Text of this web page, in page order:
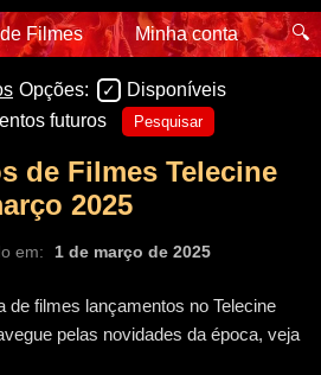
Filmes Minha conta 🔍
Opções:
Disponíveis
futuros
Pesquisar
de Filmes Telecine
2025
em: 1 de março de 2025
de filmes lançamentos no Telecine
pelas novidades da época, veja